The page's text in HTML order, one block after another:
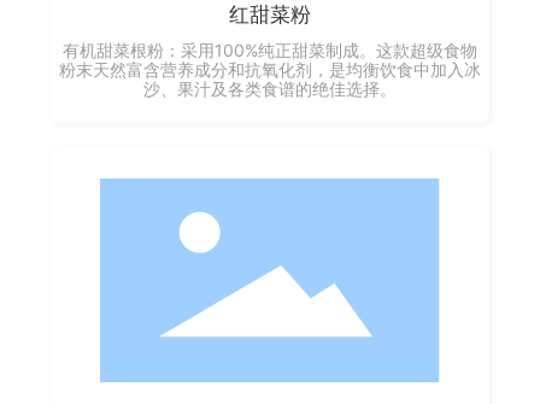
红甜菜粉
有机甜菜根粉：采用100%纯正甜菜制成。这款超级食物
粉末天然富含营养成分和抗氧化剂，是均衡饮食中加入冰
沙、果汁及各类食谱的绝佳选择。